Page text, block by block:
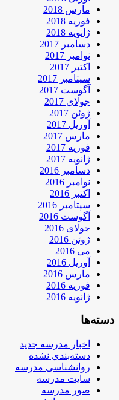
مارس 2018
فوریه 2018
ژانویه 2018
دسامبر 2017
نوامبر 2017
اکتبر 2017
سپتامبر 2017
آگوست 2017
جولای 2017
ژوئن 2017
آوریل 2017
مارس 2017
فوریه 2017
ژانویه 2017
دسامبر 2016
نوامبر 2016
اکتبر 2016
سپتامبر 2016
آگوست 2016
جولای 2016
ژوئن 2016
می 2016
آوریل 2016
مارس 2016
فوریه 2016
ژانویه 2016
دسته‌ها
اخبار مدرسه جدید
دسته‌بندی نشده
روانشناسی مدرسه
سایت مدرسه
صور مدرسه